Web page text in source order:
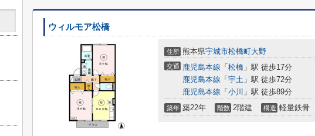
ウィルモア松橋
住所 熊本県宇城市松橋町大野
交通 鹿児島本線 「 松橋 」駅 徒歩17分
鹿児島本線 「 宇土 」駅 徒歩72分
鹿児島本線 「 小川 」駅 徒歩89分
築年 築22年 階数 2階建 構造 軽量鉄骨